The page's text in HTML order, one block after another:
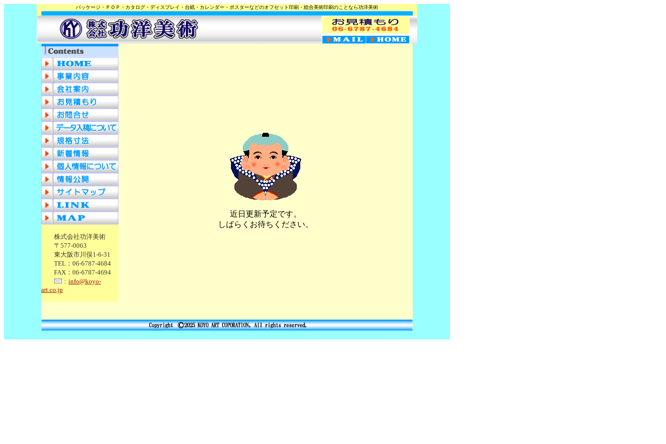
パッケージ・ＰＯＰ・カタログ・ディスプレイ・台紙・カレンダー・ポスターなどのオフセット印刷・総合美術印刷のことなら功洋美術
株式会社功洋美術
〒577-0063
東大阪市川俣1-6-31
TEL：06-6787-4684
FAX：06-6787-4694
： info@koyo-
art.co.jp
近日更新予定です。
しばらくお待ちください。